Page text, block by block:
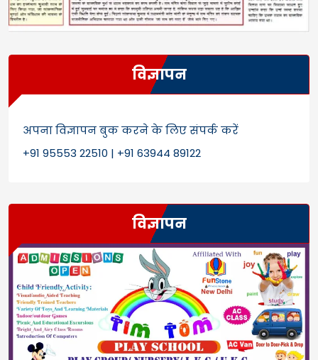
विज्ञापन
अपना विज्ञापन बुक करने के लिए संपर्क करें
+91 95553 22510 | +91 63944 89122
विज्ञापन